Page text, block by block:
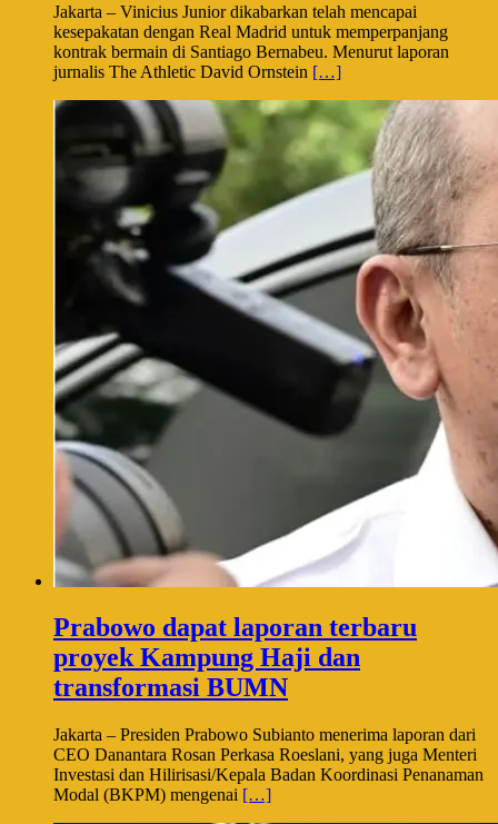
Jakarta – Vinicius Junior dikabarkan telah mencapai
kesepakatan dengan Real Madrid untuk memperpanjang
kontrak bermain di Santiago Bernabeu. Menurut laporan
jurnalis The Athletic David Ornstein […]
Prabowo dapat laporan terbaru
proyek Kampung Haji dan
transformasi BUMN
Jakarta – Presiden Prabowo Subianto menerima laporan dari
CEO Danantara Rosan Perkasa Roeslani, yang juga Menteri
Investasi dan Hilirisasi/Kepala Badan Koordinasi Penanaman
Modal (BKPM) mengenai […]